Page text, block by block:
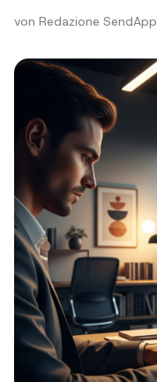
von Redazione SendApp